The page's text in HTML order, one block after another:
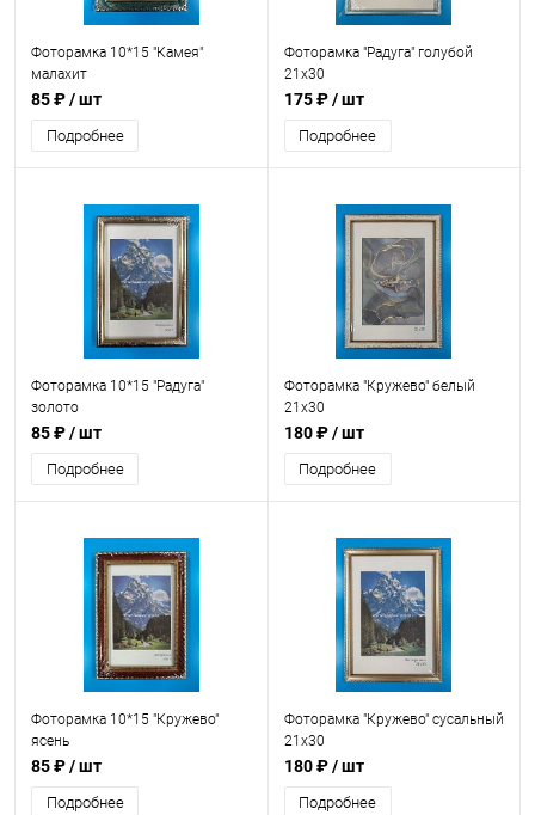
Фоторамка 10*15 "Камея"
малахит
85 ₽/ шт
Подробнее
Фоторамка "Радуга" голубой
21x30
175 ₽/ шт
Подробнее
Фоторамка 10*15 "Радуга"
золото
85 ₽/ шт
Подробнее
Фоторамка "Кружево" белый
21x30
180 ₽/ шт
Подробнее
Фоторамка 10*15 "Кружево"
ясень
85 ₽/ шт
Подробнее
Фоторамка "Кружево" сусальный
21x30
180 ₽/ шт
Подробнее